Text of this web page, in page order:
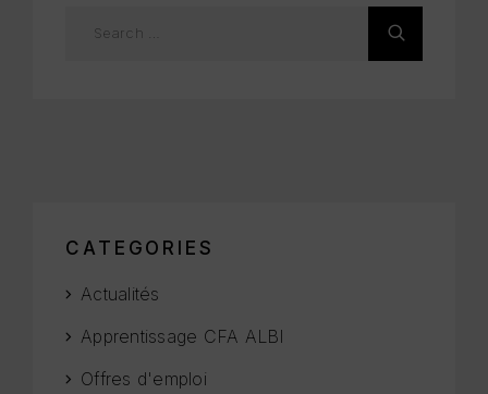
CATEGORIES
Actualités
Apprentissage CFA ALBI
Offres d'emploi